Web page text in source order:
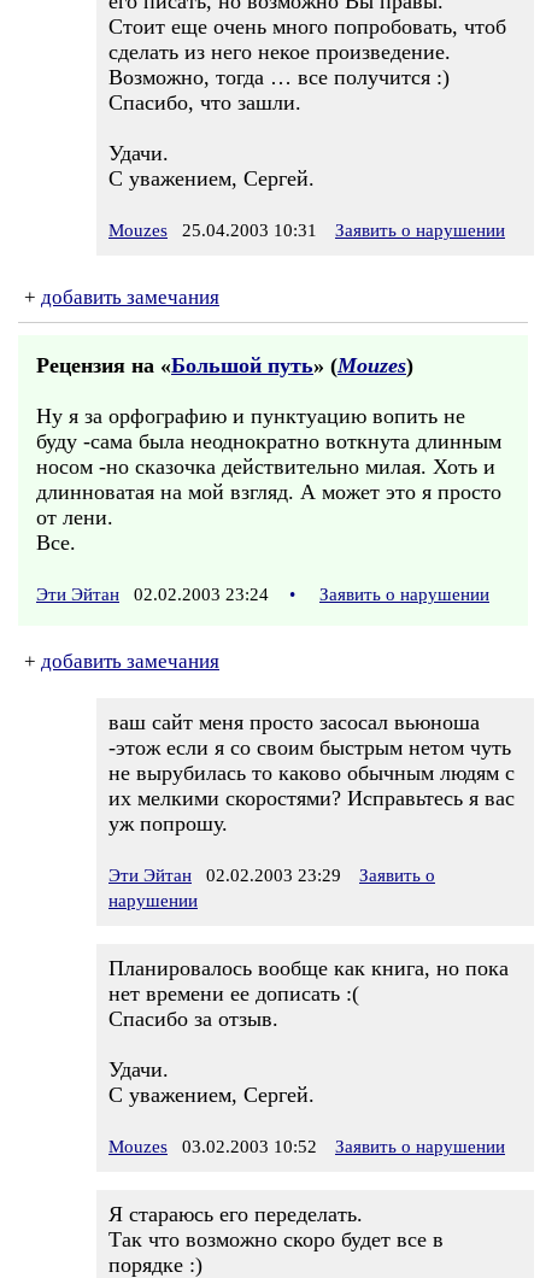
Стоит еще очень много попробовать, чтоб
сделать из него некое произведение.
Возможно, тогда … все получится :)
Спасибо, что зашли.
Удачи.
С уважением, Сергей.
Mouzes 25.04.2003 10:31 Заявить о нарушении
+ добавить замечания
Рецензия на «Большой путь» (Mouzes)
Ну я за орфографию и пунктуацию вопить не
буду -сама была неоднократно воткнута длинным
носом -но сказочка действительно милая. Хоть и
длинноватая на мой взгляд. А может это я просто
от лени.
Все.
Эти Эйтан 02.02.2003 23:24 • Заявить о нарушении
+ добавить замечания
ваш сайт меня просто засосал вьюноша
-этож если я со своим быстрым нетом чуть
не вырубилась то каково обычным людям с
их мелкими скоростями? Исправьтесь я вас
уж попрошу.
Эти Эйтан 02.02.2003 23:29
Заявить о
нарушении
Планировалось вообще как книга, но пока
нет времени ее дописать :(
Спасибо за отзыв.
Удачи.
С уважением, Сергей.
Mouzes 03.02.2003 10:52 Заявить о нарушении
Я стараюсь его переделать.
Так что возможно скоро будет все в
порядке :)